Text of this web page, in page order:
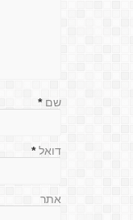
שם *
דואל *
אתר